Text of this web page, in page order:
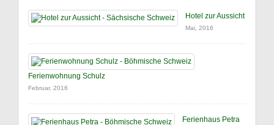
Hotel zur Aussicht
Mai, 2016
Ferienwohnung Schulz
Februar, 2016
Ferienhaus Petra